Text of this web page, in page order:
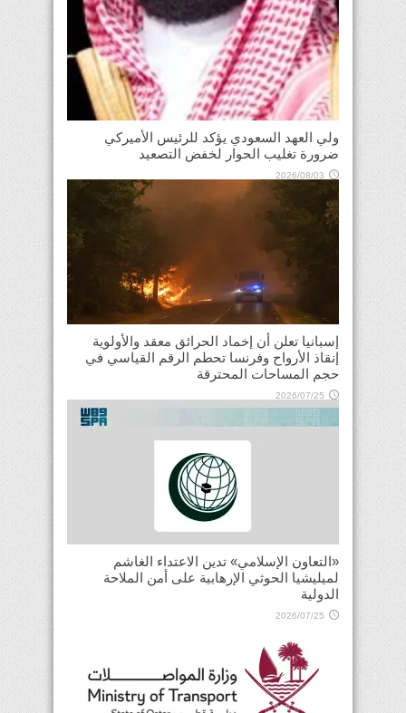
ولي العهد السعودي يؤكد للرئيس الأميركي
ضرورة تغليب الحوار لخفض التصعيد
2026/08/03
إسبانيا تعلن أن إخماد الحرائق معقد والأولوية
إنقاذ الأرواح وفرنسا تحطم الرقم القياسي في
حجم المساحات المحترقة
2026/07/25
«التعاون الإسلامي» تدين الاعتداء الغاشم
لميليشيا الحوثي الإرهابية على أمن الملاحة
الدولية
2026/07/25